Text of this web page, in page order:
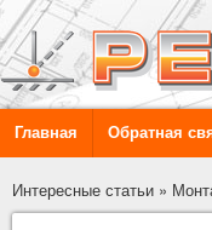
Главная Обратная
Интересные статьи »